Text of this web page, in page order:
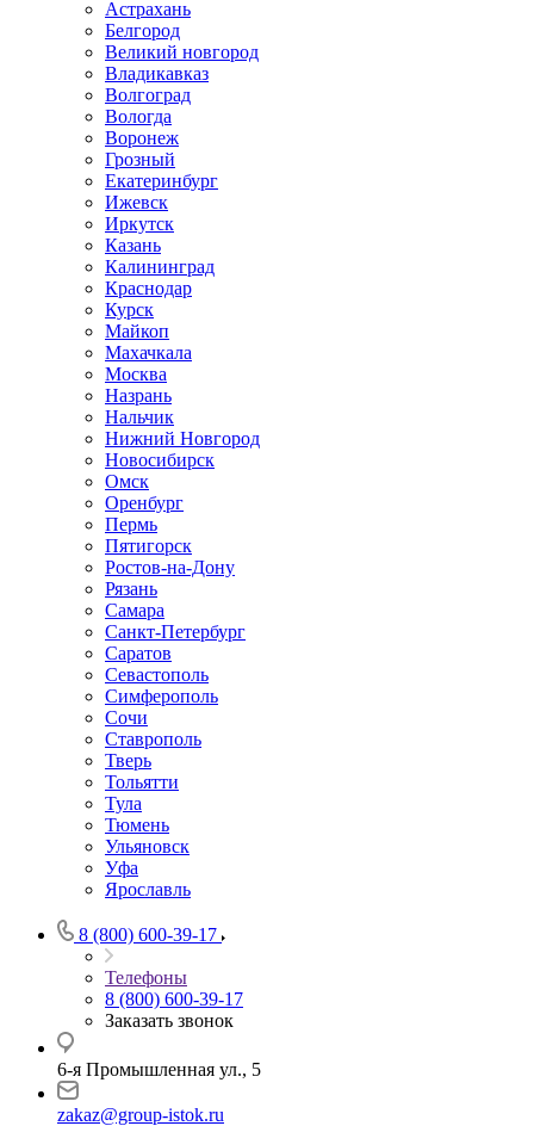
Астрахань
Белгород
Великий новгород
Владикавказ
Волгоград
Вологда
Воронеж
Грозный
Екатеринбург
Ижевск
Иркутск
Казань
Калининград
Краснодар
Курск
Майкоп
Махачкала
Москва
Назрань
Нальчик
Нижний Новгород
Новосибирск
Омск
Оренбург
Пермь
Пятигорск
Ростов-на-Дону
Рязань
Самара
Санкт-Петербург
Саратов
Севастополь
Симферополь
Сочи
Ставрополь
Тверь
Тольятти
Тула
Тюмень
Ульяновск
Уфа
Ярославль
8 (800) 600-39-17
Телефоны
8 (800) 600-39-17
Заказать звонок
6-я Промышленная ул., 5
zakaz@group-istok.ru